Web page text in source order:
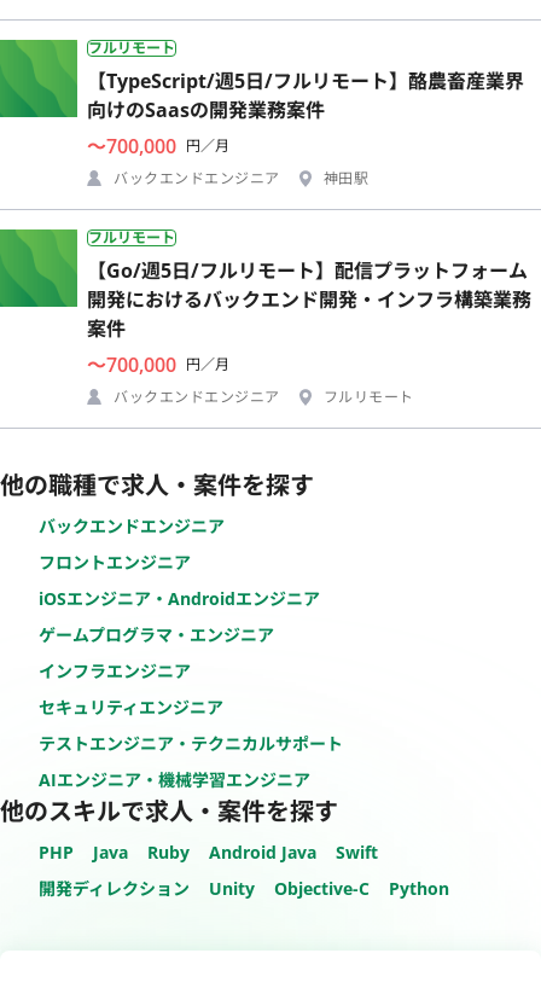
フルリモート
【TypeScript/週5日/フルリモート】酪農畜産業界
向けのSaasの開発業務案件
〜700,000 円／月
バックエンドエンジニア
神田駅
フルリモート
【Go/週5日/フルリモート】配信プラットフォーム
開発におけるバックエンド開発・インフラ構築業務
案件
〜700,000 円／月
バックエンドエンジニア
フルリモート
他の職種で求人・案件を探す
バックエンドエンジニア
フロントエンジニア
iOSエンジニア・Androidエンジニア
ゲームプログラマ・エンジニア
インフラエンジニア
セキュリティエンジニア
テストエンジニア・テクニカルサポート
AIエンジニア・機械学習エンジニア
他のスキルで求人・案件を探す
PHP Java Ruby Android Java
Swift
開発ディレクション
Unity Objective-C Python